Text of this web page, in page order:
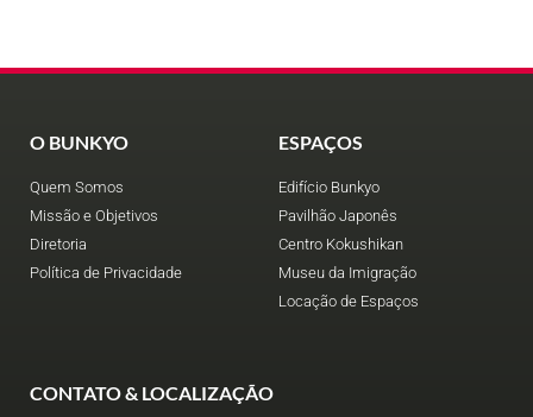
O BUNKYO
Quem Somos
Missão e Objetivos
Diretoria
Política de Privacidade
ESPAÇOS
Edifício Bunkyo
Pavilhão Japonês
Centro Kokushikan
Museu da Imigração
Locação de Espaços
CONTATO & LOCALIZAÇÃO